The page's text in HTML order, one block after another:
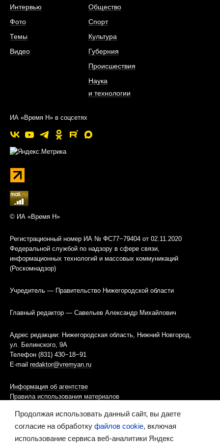
Интервью
Фото
Темы
Видео
Общество
Спорт
Культура
Губерния
Происшествия
Наука
и технологии
ИА «Время Н» в соцсетях
© ИА «Время Н»
Регистрационный номер ИА № ФС77−79404 от 02.11.2020
Федеральной службой по надзору в сфере связи,
информационных технологий и массовых коммуникаций
(Роскомнадзор)
Учредитель — Правительство Нижегородской области
Главный редактор — Савельев Александр Михайлович
Адрес редакции: Нижегородская область, Нижний Новгород,
ул. Белинского, 9А
Телефон (831) 430−18−91
E-mail redaktor@vremyan.ru
Информация об агентстве
Правила использования материалов
Информационная политика использования «cookies»-файлов
Ресурс содержит материалы 16+
Продолжая использовать данный сайт, вы даете
согласие на обработку файлов cookie, включая
использование сервиса веб-аналитики Яндекс